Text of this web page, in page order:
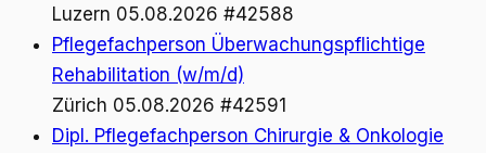
Luzern 05.08.2026 #42588
Pflegefachperson Überwachungspflichtige
Rehabilitation (w/m/d)
Zürich 05.08.2026 #42591
Dipl. Pflegefachperson Chirurgie & Onkologie